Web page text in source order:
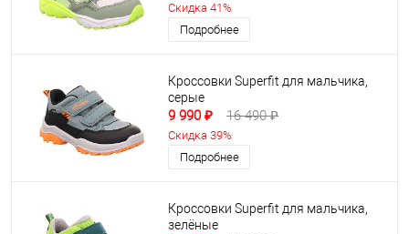
Скидка 41%
Подробнее
Кроссовки Superfit для мальчика,
серые
9 990 ₽ 16 490 ₽
Скидка 39%
Подробнее
Кроссовки Superfit для мальчика,
зелёные